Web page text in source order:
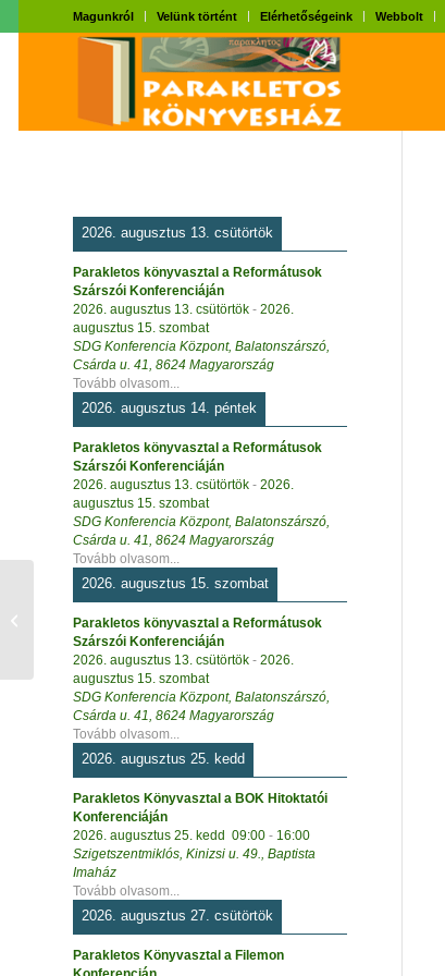
Magunkról Velünk történt Elérhetőségeink Webbolt
2026. augusztus 13. csütörtök
Parakletos könyvasztal a Reformátusok
Szárszói Konferenciáján
2026. augusztus 13. csütörtök - 2026.
augusztus 15. szombat
SDG Konferencia Központ, Balatonszárszó,
Csárda u. 41, 8624 Magyarország
Tovább olvasom...
2026. augusztus 14. péntek
Parakletos könyvasztal a Reformátusok
Szárszói Konferenciáján
2026. augusztus 13. csütörtök - 2026.
augusztus 15. szombat
SDG Konferencia Központ, Balatonszárszó,
Csárda u. 41, 8624 Magyarország
Tovább olvasom...
2026. augusztus 15. szombat
Parakletos könyvasztal a Reformátusok
Szárszói Konferenciáján
2026. augusztus 13. csütörtök - 2026.
augusztus 15. szombat
SDG Konferencia Központ, Balatonszárszó,
Csárda u. 41, 8624 Magyarország
Tovább olvasom...
2026. augusztus 25. kedd
Parakletos Könyvasztal a BOK Hitoktatói
Konferenciáján
2026. augusztus 25. kedd 09:00 - 16:00
Szigetszentmiklós, Kinizsi u. 49., Baptista
Imaház
Tovább olvasom...
2026. augusztus 27. csütörtök
Parakletos Könyvasztal a Filemon
Húsvéti képeslap,
borítékos